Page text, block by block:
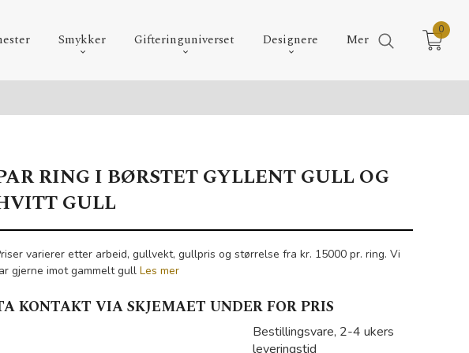
Smykker Gifteringuniverset Designere Mer
0
RING I BØRSTET GYLLENT GULL OG
GULL
varierer etter arbeid, gullvekt, gullpris og størrelse fra kr. 15000 pr. ring. Vi
gjerne imot gammelt gull Les mer
KONTAKT VIA SKJEMAET UNDER FOR PRIS
Bestillingsvare, 2-4 ukers
leveringstid